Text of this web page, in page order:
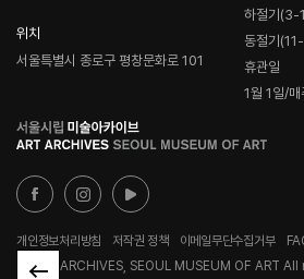
위치
서울특별시 종로구 평창문화로 101
하절기(3-
동절기
휴관일
1월 1일/매
로
고
개인정보처리방침 저작권 정책 이메일무단수집거부
© ART ARCHIVES, SEOUL MUSEUM OF ART